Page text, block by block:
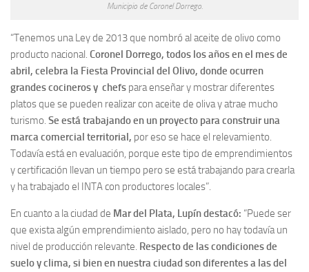
Municipio de Coronel Dorrego.
“Tenemos una Ley de 2013 que nombró al aceite de olivo como
producto nacional. Coronel Dorrego, todos los años en el mes de
abril, celebra la Fiesta Provincial del Olivo, donde ocurren
grandes cocineros y chefs para enseñar y mostrar diferentes
platos que se pueden realizar con aceite de oliva y atrae mucho
turismo. Se está trabajando en un proyecto para construir una
marca comercial territorial, por eso se hace el relevamiento.
Todavía está en evaluación, porque este tipo de emprendimientos
y certificación llevan un tiempo pero se está trabajando para crearla
y ha trabajado el INTA con productores locales”.
En cuanto a la ciudad de Mar del Plata, Lupín destacó: “Puede ser
que exista algún emprendimiento aislado, pero no hay todavía un
nivel de producción relevante. Respecto de las condiciones de
suelo y clima, si bien en nuestra ciudad son diferentes a las del